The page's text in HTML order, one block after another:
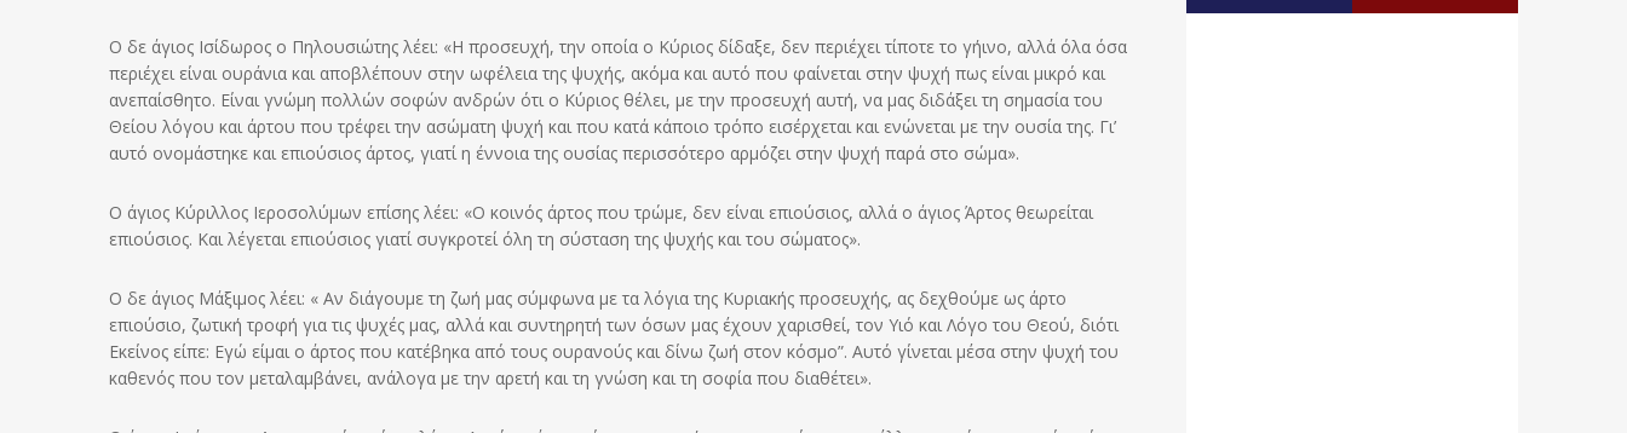
Ο δε άγιος Ισίδωρος ο Πηλουσιώτης λέει: «Η προσευχή, την οποία ο Κύριος δίδαξε, δεν περιέχει τίποτε το γήινο, αλλά όλα όσα
περιέχει είναι ουράνια και αποβλέπουν στην ωφέλεια της ψυχής, ακόμα και αυτό που φαίνεται στην ψυχή πως είναι μικρό και
ανεπαίσθητο. Είναι γνώμη πολλών σοφών ανδρών ότι ο Κύριος θέλει, με την προσευχή αυτή, να μας διδάξει τη σημασία του
Θείου λόγου και άρτου που τρέφει την ασώματη ψυχή και που κατά κάποιο τρόπο εισέρχεται και ενώνεται με την ουσία της. Γι’
αυτό ονομάστηκε και επιούσιος άρτος, γιατί η έννοια της ουσίας περισσότερο αρμόζει στην ψυχή παρά στο σώμα».
Ο άγιος Κύριλλος Ιεροσολύμων επίσης λέει: «Ο κοινός άρτος που τρώμε, δεν είναι επιούσιος, αλλά ο άγιος Άρτος θεωρείται
επιούσιος. Και λέγεται επιούσιος γιατί συγκροτεί όλη τη σύσταση της ψυχής και του σώματος».
Ο δε άγιος Μάξιμος λέει: « Αν διάγουμε τη ζωή μας σύμφωνα με τα λόγια της Κυριακής προσευχής, ας δεχθούμε ως άρτο
επιούσιο, ζωτική τροφή για τις ψυχές μας, αλλά και συντηρητή των όσων μας έχουν χαρισθεί, τον Υιό και Λόγο του Θεού, διότι
Εκείνος είπε: Εγώ είμαι ο άρτος που κατέβηκα από τους ουρανούς και δίνω ζωή στον κόσμο”. Αυτό γίνεται μέσα στην ψυχή του
καθενός που τον μεταλαμβάνει, ανάλογα με την αρετή και τη γνώση και τη σοφία που διαθέτει».